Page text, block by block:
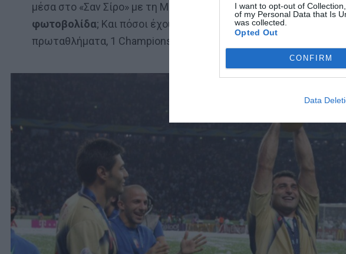
I want to opt-out of
of my Personal Data that Is
was collected.
Opted Out
CONFIRM
Data
μέσα στο «Σαν Σίρο» με τη Μίλαν, αντικαθιστώντας
φωτοβολίδα; Και πόσοι έχουν να επιδείξουν, εκτός εγχώριους
πρωταθλήματα, 1 Champions League) τη στέψη τους ως